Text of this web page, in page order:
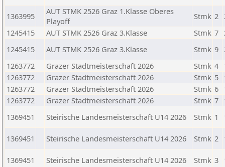
1363995
AUT STMK 2526 Graz 1.Klasse Oberes
Playoff
Stmk 2
1245415
AUT STMK 2526 Graz 3.Klasse Stmk 7
1245415
AUT STMK 2526 Graz 3.Klasse Stmk 9
1263772
Grazer Stadtmeisterschaft 2026 Stmk 4
1263772
Grazer Stadtmeisterschaft 2026 Stmk 5
1263772
Grazer Stadtmeisterschaft 2026 Stmk 6
1263772
Grazer Stadtmeisterschaft 2026 Stmk 7
1369451
Steirische Landesmeisterschaft U14 2026 Stmk 1
1369451 Steirische Landesmeisterschaft U14 2026 Stmk 2
1369451 Steirische Landesmeisterschaft U14 2026 Stmk 3